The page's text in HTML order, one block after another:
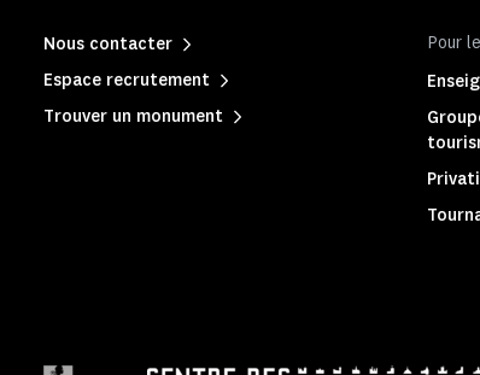
Pour
Nous contacter
Espace recrutement
Trouver un monument